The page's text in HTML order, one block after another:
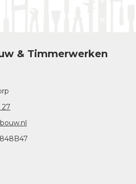
& Timmerwerken
27